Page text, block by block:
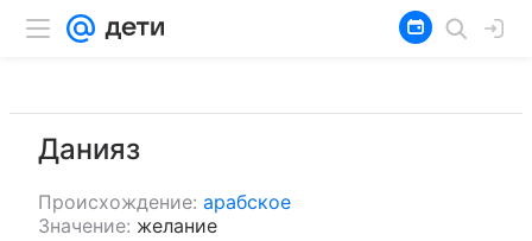
Данияз
Происхождение: арабское
Значение: желание